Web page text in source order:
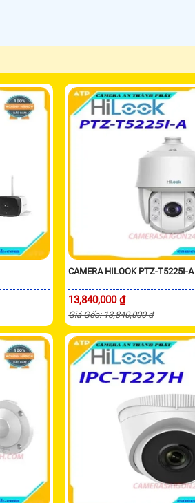
CAMERA HILOOK PTZ-T5225I-A
13,840,000 ₫
Giá Gốc: 13,840,000 ₫